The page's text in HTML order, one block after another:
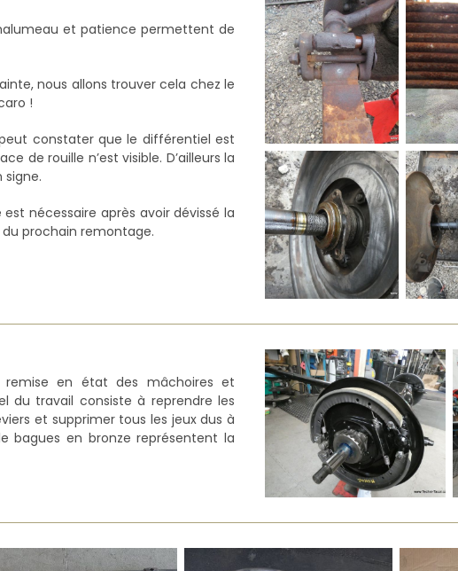
et patience permettent de
nous allons trouver cela chez le
!
constater que le différentiel est
de rouille n’est visible. D’ailleurs la
signe.
nécessaire après avoir dévissé la
prochain remontage.
remise en état des mâchoires et
du travail consiste à reprendre les
et supprimer tous les jeux dus à
bagues en bronze représentent la